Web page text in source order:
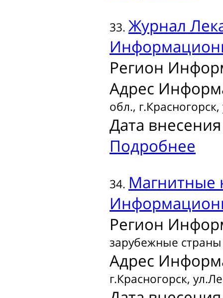
33. Журнал
Регион
Адрес
обл.,
Дата
Подробнее
34. Магнитные
Регион
зарубежные страны
Адрес
г.Красногорск,